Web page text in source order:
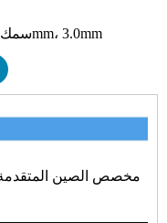
سمك: 1.8 مم، 2.0 مم، 2.2 مم، 2.5 مم، 2.8mm، 3.0mm